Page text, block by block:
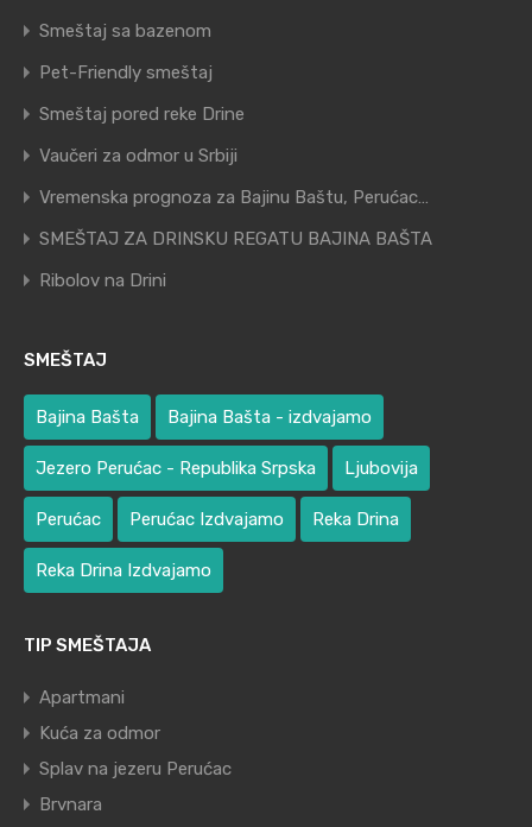
Smeštaj sa bazenom
Pet-Friendly smeštaj
Smeštaj pored reke Drine
Vaučeri za odmor u Srbiji
Vremenska prognoza za Bajinu Baštu, Perućac…
SMEŠTAJ ZA DRINSKU REGATU BAJINA BAŠTA
Ribolov na Drini
SMEŠTAJ
Bajina Bašta Bajina Bašta - izdvajamo
Jezero Perućac - Republika Srpska Ljubovija
Perućac Perućac Izdvajamo Reka Drina
Reka Drina Izdvajamo
TIP SMEŠTAJA
Apartmani
Kuća za odmor
Splav na jezeru Perućac
Brvnara